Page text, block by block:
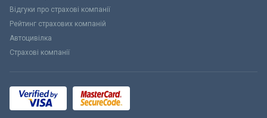
Відгуки про страхові компанії
Рейтинг страхових компаній
Автоцивілка
Страхові компанії